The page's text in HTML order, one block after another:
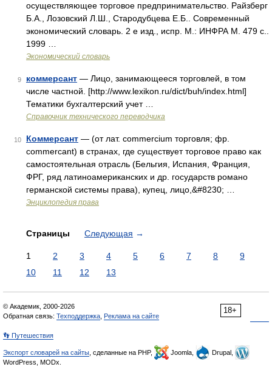
осуществляющее торговое предпринимательство. Райзберг
Б.А., Лозовский Л.Ш., Стародубцева Е.Б.. Современный
экономический словарь. 2 е изд., испр. М.: ИНФРА М. 479 с..
1999 …
Экономический словарь
9 коммерсант — Лицо, занимающееся торговлей, в том
числе частной. [http://www.lexikon.ru/dict/buh/index.html]
Тематики бухгалтерский учет …
Справочник технического переводчика
10 Коммерсант — (от лат. commercium торговля; фр.
commercant) в странах, где существует торговое право как
самостоятельная отрасль (Бельгия, Испания, Франция,
ФРГ, ряд латиноамериканских и др. государств романо
германской системы права), купец, лицо,&#8230; …
Энциклопедия права
Страницы Следующая →
1 2 3 4 5 6 7 8
9
10
11 12 13
18+
© Академик, 2000-2026
Обратная связь: Техподдержка Реклама на сайте
👣 Путешествия
Экспорт словарей на сайты , сделанные на PHP, Joomla,
Drupal,
WordPress, MODx.